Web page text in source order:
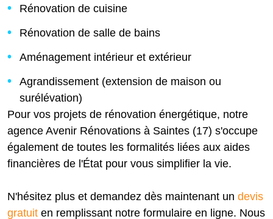
Rénovation de cuisine
Rénovation de salle de bains
Aménagement intérieur et extérieur
Agrandissement (extension de maison ou
surélévation)
Pour vos projets de rénovation énergétique, notre
agence Avenir Rénovations à Saintes (17) s'occupe
également de toutes les formalités liées aux aides
financières de l'État pour vous simplifier la vie.
N'hésitez plus et demandez dès maintenant un devis
gratuit en remplissant notre formulaire en ligne. Nous